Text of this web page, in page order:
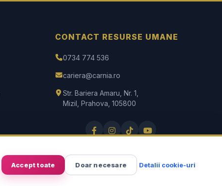
CONTACT RESURSE UMANE
0734 774 536
cariera@carnia.ro
Str. Bariera Amaru, Nr. 1,
Mizil, Prahova, 105800
Accept toate Doar necesare Detalii cookie-uri